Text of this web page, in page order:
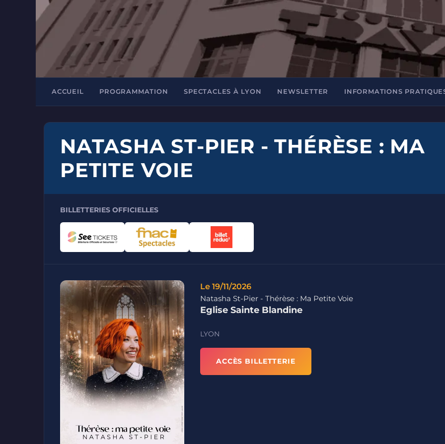
ACCUEIL PROGRAMMATION SPECTACLES À LYON NEWSLETTER INFORMATIONS
NATASHA ST-PIER - THÉRÈSE : MA
PETITE VOIE
BILLETTERIES OFFICIELLES
Le 19/11/2026
Natasha St-Pier - Thérèse : Ma Petite Voie
Eglise Sainte Blandine
LYON
ACCÈS BILLETTERIE